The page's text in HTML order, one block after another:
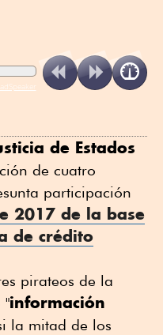
de Estados
de cuatro
participación
2017 de la base
de crédito
pirateos de la
"información
la mitad de los